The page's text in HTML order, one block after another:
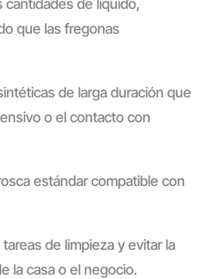
que las fregonas
de larga duración que
o el contacto con
estándar compatible con
de limpieza y evitar la
la casa o el negocio.